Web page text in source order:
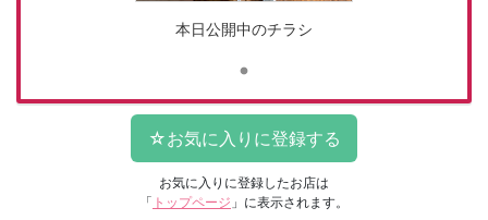
本日公開中のチラシ
お気に入りに登録したお店は
「 トップページ 」に表示されます。